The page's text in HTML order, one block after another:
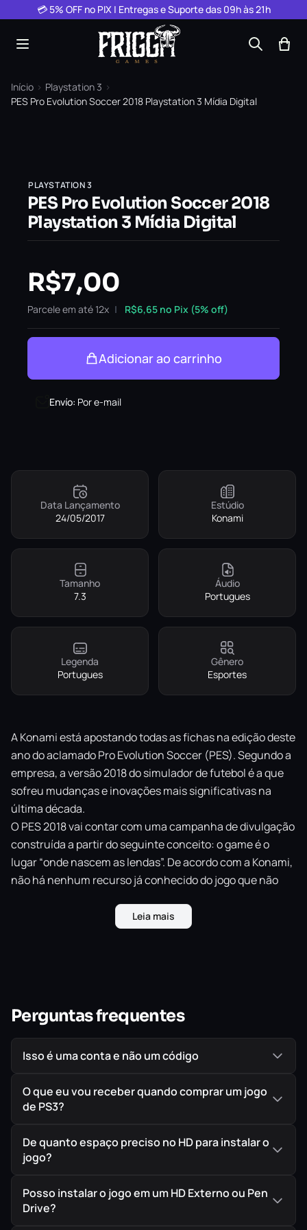
Pular para o conteúdo
💳 5% OFF no PIX | Entregas e Suporte das 09h às 21h
Início › Playstation 3 ›
PES Pro Evolution Soccer 2018 Playstation 3 Mídia Digital
PLAYSTATION 3
PES Pro Evolution Soccer 2018
Playstation 3 Mídia Digital
R$7,00
Parcele em até 12x R$6,65 no Pix (5% off)
Adicionar ao carrinho
Envío: Por e-mail
Data Lançamento
24/05/2017
Estúdio
Konami
Tamanho
7.3
Áudio
Portugues
Legenda
Portugues
Gênero
Esportes
A Konami está apostando todas as fichas na edição deste
ano do aclamado Pro Evolution Soccer (PES). Segundo a
empresa, a versão 2018 do simulador de futebol é a que
sofreu mudanças e inovações mais significativas na
última década.
O PES 2018 vai contar com uma campanha de divulgação
construída a partir do seguinte conceito: o game é o
lugar “onde nascem as lendas”. De acordo com a Konami,
não há nenhum recurso já conhecido do jogo que não
Prova é que a jogabilidade terá maior fluidez. Entre as
mudanças para viabilizar isso estão novas táticas de
cabeça e pernas. Tudo depende do ritmo e da altura em
que a bola é recebida.
Leia mais
Perguntas frequentes
Isso é uma conta e não um código
O que eu vou receber quando comprar um jogo
de PS3?
De quanto espaço preciso no HD para instalar o
jogo?
Posso instalar o jogo em um HD Externo ou Pen
Drive?